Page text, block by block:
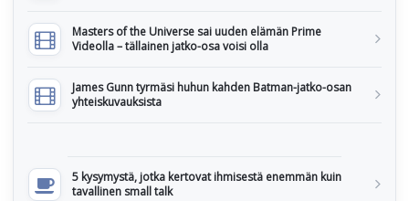
Masters of the Universe sai uuden elämän Prime
Videolla – tällainen jatko-osa voisi olla
James Gunn tyrmäsi huhun kahden Batman-jatko-osan
yhteiskuvauksista
5 kysymystä, jotka kertovat ihmisestä enemmän kuin
tavallinen small talk